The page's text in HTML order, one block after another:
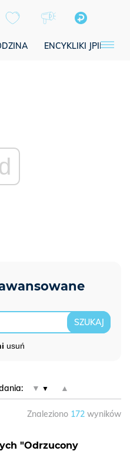
ENCYKLIKI JPII
usuń
▼ ▲
Znaleziono 172 wyników
"Odrzucony